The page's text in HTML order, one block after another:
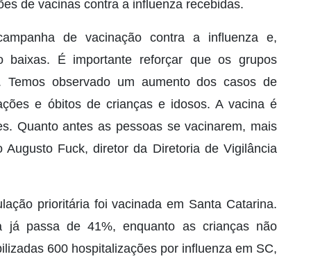
de vacinas contra a influenza recebidas.
de vacinação contra a influenza e,
baixas. É importante reforçar que os grupos
observado um aumento dos casos de
e óbitos de crianças e idosos. A vacina é
Quanto antes as pessoas se vacinarem, mais
Fuck, diretor da Diretoria de Vigilância
prioritária foi vacinada em Santa Catarina.
passa de 41%, enquanto as crianças não
600 hospitalizações por influenza em SC,